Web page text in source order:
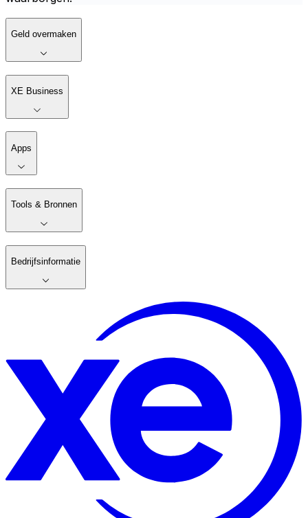
Geld overmaken
XE Business
Apps
Tools & Bronnen
Bedrijfsinformatie